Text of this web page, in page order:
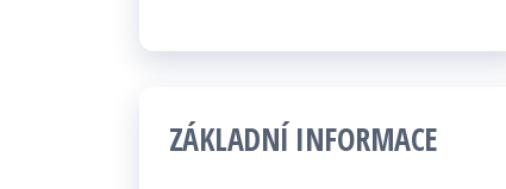
ZÁKLADNÍ INFORMACE